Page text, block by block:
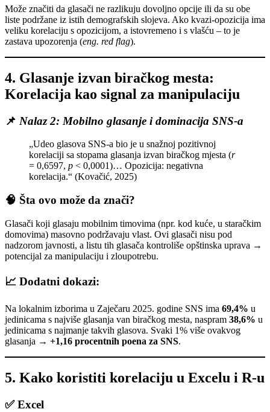
Može značiti da glasači ne razlikuju dovoljno opcije ili da su obe
liste podržane iz istih demografskih slojeva. Ako kvazi-opozicija ima
veliku korelaciju s opozicijom, a istovremeno i s vlašću – to je
zastava upozorenja (eng. red flag).
4. Glasanje izvan biračkog mesta:
Korelacija kao signal za manipulaciju
📌 Nalaz 2: Mobilno glasanje i dominacija SNS-a
„Udeo glasova SNS-a bio je u snažnoj pozitivnoj
korelaciji sa stopama glasanja izvan biračkog mjesta (r
= 0,6597, p < 0,0001)… Opozicija: negativna
korelacija.“ (Kovačić, 2025)
🧠 Šta ovo može da znači?
Glasači koji glasaju mobilnim timovima (npr. kod kuće, u staračkim
domovima) masovno podržavaju vlast. Ovi glasači nisu pod
nadzorom javnosti, a listu tih glasača kontroliše opštinska uprava →
potencijal za manipulaciju i zloupotrebu.
📈 Dodatni dokazi:
Na lokalnim izborima u Zaječaru 2025. godine SNS ima 69,4% u
jedinicama s najviše glasanja van biračkog mesta, naspram 38,6% u
jedinicama s najmanje takvih glasova. Svaki 1% više ovakvog
glasanja → +1,16 procentnih poena za SNS.
5. Kako koristiti korelaciju u Excelu i R-u
✅ Excel